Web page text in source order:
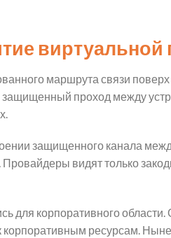
виртуальной
маршрута связи
защищенный проход между
защищенного канала
видят только
для корпоративного
ресурсам.